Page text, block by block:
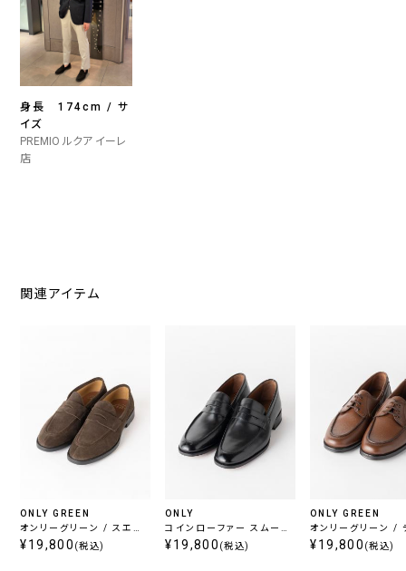
身長 174cm / サ
イズ
PREMIO ルクア イーレ
店
関連アイテム
ONLY GREEN
オンリーグリーン / スエー
ドローファーシューズ ブラ
¥19,800 (税込)
ONLY
コインローファー スムース
レザー ブラック
¥19,800 (税込)
ONLY GREEN
オンリーグリーン /
シューズ ブラウン
¥19,800 (税込)